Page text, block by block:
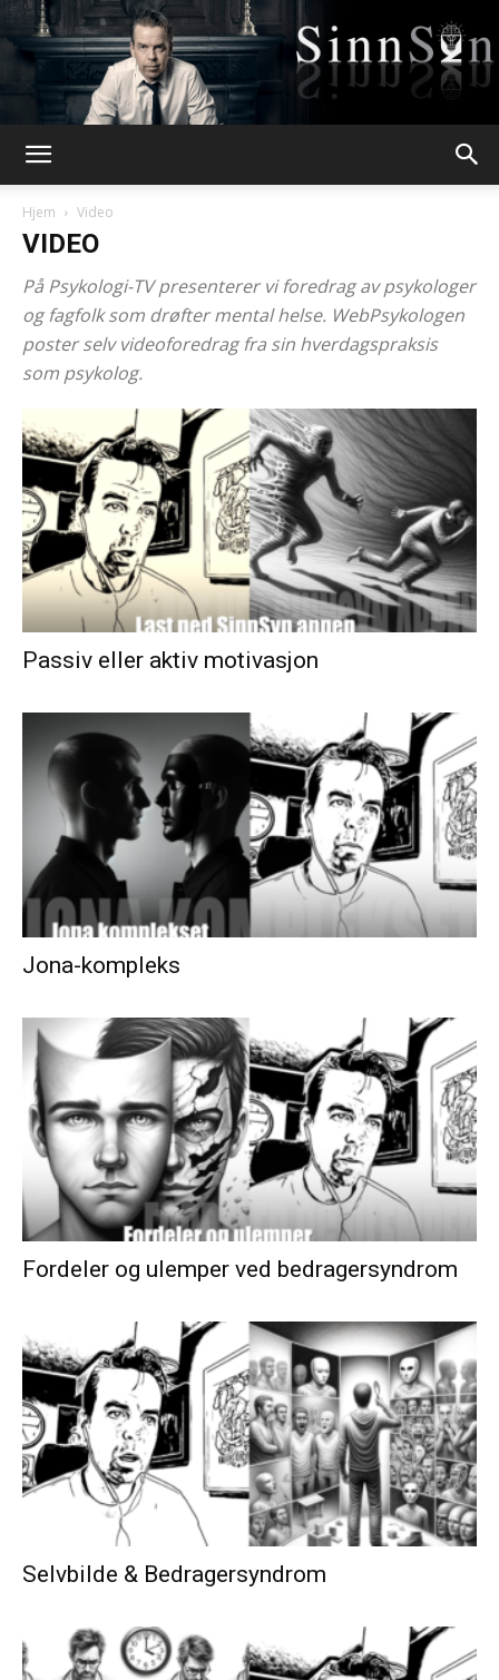
Hjem Video
VIDEO
På Psykologi-TV presenterer vi foredrag av psykologer
og fagfolk som drøfter mental helse. WebPsykologen
poster selv videoforedrag fra sin hverdagspraksis
som psykolog.
Passiv eller aktiv motivasjon
Jona-kompleks
Fordeler og ulemper ved bedragersyndrom
Selvbilde & Bedragersyndrom